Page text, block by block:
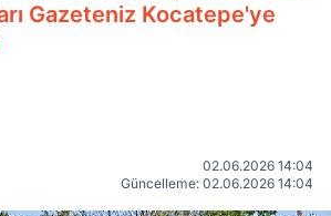
Gazeteniz Kocatepe'ye
02.06.2026 14:04
Güncelleme: 02.06.2026 14:04